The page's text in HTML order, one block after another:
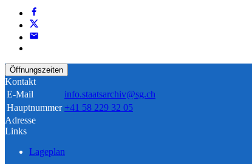
Öffnungszeiten
Kontakt
E-Mail
info.staatsarchiv@sg.ch
Hauptnummer +41 58 229 32 05
Adresse
Links
Lageplan